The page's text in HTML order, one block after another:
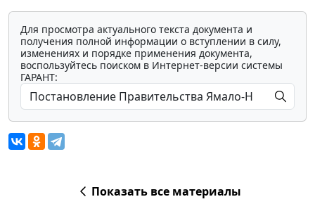
Для просмотра актуального текста документа и
получения полной информации о вступлении в силу,
изменениях и порядке применения документа,
воспользуйтесь поиском в Интернет-версии системы
ГАРАНТ:
Показать все материалы